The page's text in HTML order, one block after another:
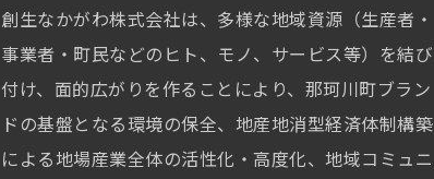
創生なかがわ株式会社は、多様な地域資源（生産者・
事業者・町民などのヒト、モノ、サービス等）を結び
付け、面的広がりを作ることにより、那珂川町ブラン
ドの基盤となる環境の保全、地産地消型経済体制構築
による地場産業全体の活性化・高度化、地域コミュニ